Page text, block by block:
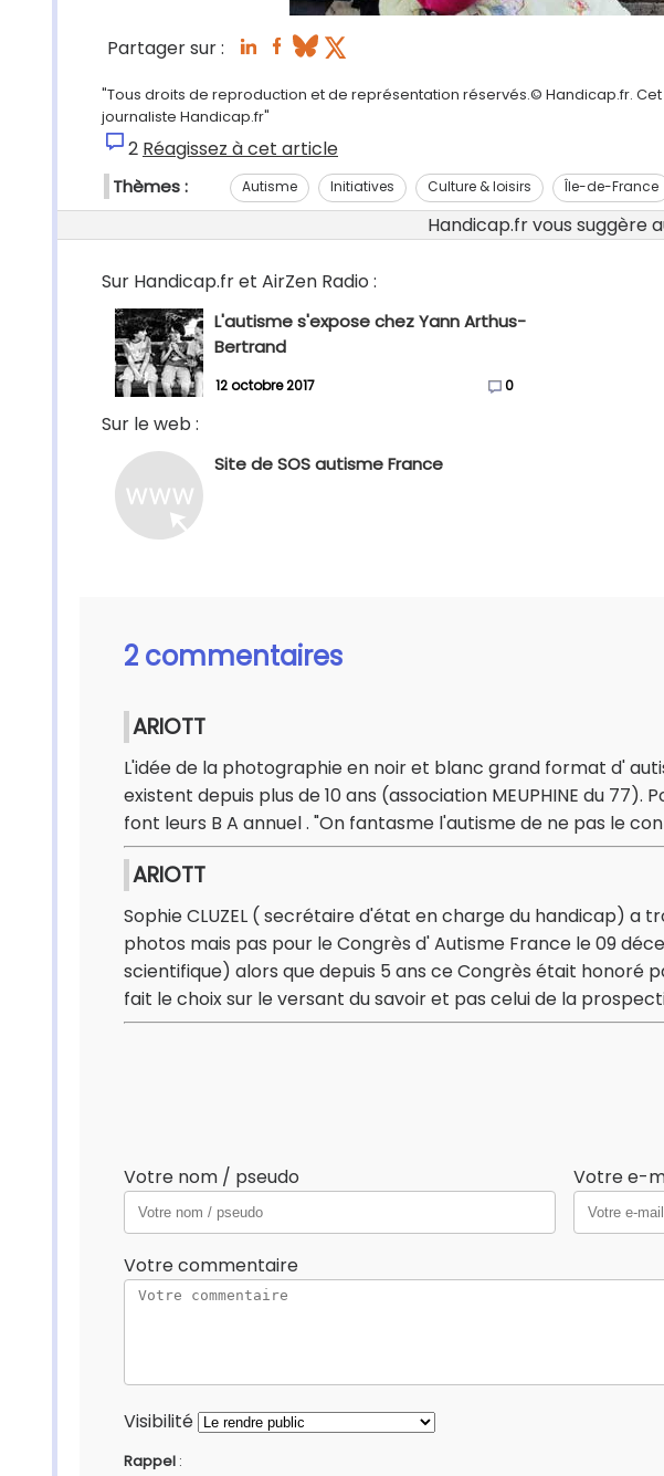
Partager sur :
"Tous droits de reproduction et de représentation réservés.© Handicap.fr.
journaliste Handicap.fr"
2 Réagissez à cet article
Thèmes : Autisme Initiatives Culture & loisirs Île-de-France
Handicap.fr vous suggère
Sur Handicap.fr et AirZen Radio :
L'autisme s'expose chez Yann Arthus-
Bertrand
12 octobre 2017 0
Sur le web :
Site de SOS autisme France
2 commentaires
ARIOTT
L'idée de la photographie en noir et blanc grand format d'
existent depuis plus de 10 ans (association MEUPHINE du 77).
font leurs B A annuel . "On fantasme l'autisme de ne pas le
ARIOTT
Sophie CLUZEL ( secrétaire d'état en charge du handicap) a
photos mais pas pour le Congrès d' Autisme France le 09
scientifique) alors que depuis 5 ans ce Congrès était honoré
fait le choix sur le versant du savoir et pas celui de la
Votre nom / pseudo Votre e-
Votre commentaire
Visibilité
Rappel :